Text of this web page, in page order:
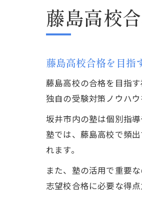
藤島高校
藤島高校合格を目指
藤島高校の合格を目指
独自の受験対策ノウハ
坂井市内の塾は個別指
塾では、藤島高校で頻
れます。
また、塾の活用で重要
志望校合格に必要な得